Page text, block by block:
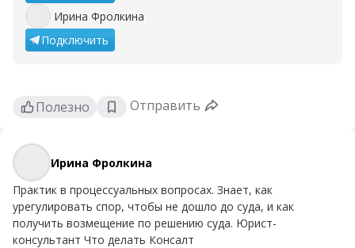
Ирина Фролкина
Ирина Фролкина
Подключить
Полезно Отправить
Ирина Фролкина
Ирина Фролкина
Практик в процессуальных вопросах. Знает, как
урегулировать спор, чтобы не дошло до суда, и как
получить возмещение по решению суда. Юрист-
консультант Что делать Консалт